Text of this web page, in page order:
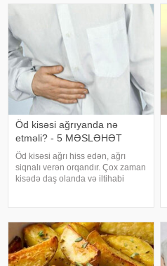
Öd kisəsi ağrıyanda nə
etməli? - 5 MƏSLƏHƏT
Öd kisəsi ağrı hiss edən, ağrı
siqnalı verən orqandır. Çox zaman
kisədə daş olanda və iltihabi
bu zaman hətta ağrıkəsic